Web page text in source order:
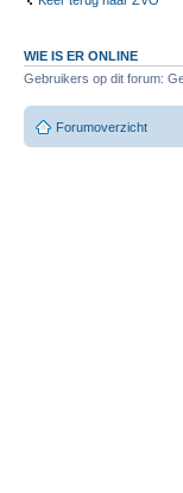
WIE IS ER ONLINE
Gebruikers op dit forum:
Forumoverzicht